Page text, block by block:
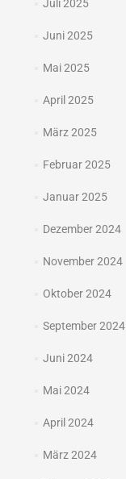
Juli 2025
Juni 2025
Mai 2025
April 2025
März 2025
Februar 2025
Januar 2025
Dezember 2024
November 2024
Oktober 2024
September 2024
Juni 2024
Mai 2024
April 2024
März 2024